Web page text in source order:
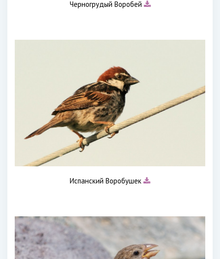
Черногрудый Воробей
Испанский Воробушек